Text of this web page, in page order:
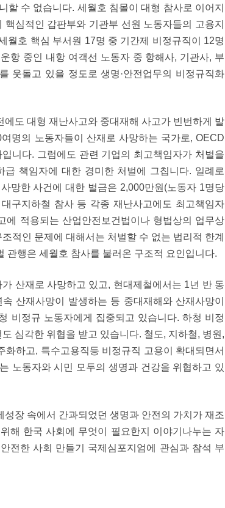
할 수 없습니다. 세월호 침몰이 대형 참사로 이어지
심적인 갑판부와 기관부 선원 노동자들의 고용지
월호 핵심 부서원 17명 중 기간제 비정규직이 12명
항 중인 내항 여객선 노동자 중 항해사, 기관사, 부
웃돌고 있을 정도로 생명·안전업무의 비정규직화
에도 대형 재난사고와 중대재해 사고가 빈번하게 발
명의 노동자들이 산재로 사망하는 국가로, OECD
니다. 그럼에도 관련 기업의 최고책임자가 처벌을
책임자에 대한 경미한 처벌에 그칩니다. 일례로
망한 사건에 대한 벌금은 2,000만원(노동자 1명당
구지하철 참사 등 각종 재난사고에도 최고책임자
에 적용되는 산업안전보건법이나 형법상의 업무상
적인 문제에 대해서는 처벌할 수 없는 법리적 한계
관행은 세월호 참사를 불러온 구조적 요인입니다.
산재로 사망하고 있고, 현대제철에서는 1년 반 동
산재사망이 발생하는 등 중대재해와 산재사망이
비정규 노동자에게 집중되고 있습니다. 하청 비정
심각한 위협을 받고 있습니다. 철도, 지하철, 병원,
화하고, 특수고용직등 비정규직 고용이 확대되면서
노동자와 시민 모두의 생명과 건강을 위협하고 있
장 속에서 간과되었던 생명과 안전의 가치가 재조
해 한국 사회에 무엇이 필요한지 이야기나누는 자
전한 사회 만들기 국제심포지엄에 관심과 참석 부